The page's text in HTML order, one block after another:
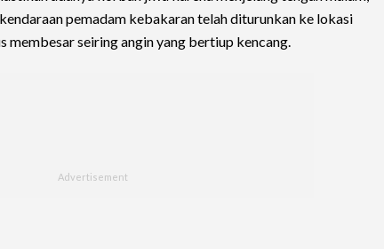
pemadam kebakaran telah diturunkan ke lokasi
membesar seiring angin yang bertiup kencang.